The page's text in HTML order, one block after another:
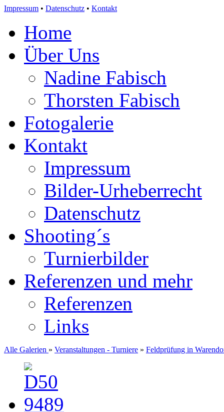
Impressum • Datenschutz • Kontakt
Home
Über Uns
Nadine Fabisch
Thorsten Fabisch
Fotogalerie
Kontakt
Impressum
Bilder-Urheberrecht
Datenschutz
Shooting´s
Turnierbilder
Referenzen und mehr
Referenzen
Links
Alle Galerien » Veranstaltungen - Turniere » Feldprüfung in